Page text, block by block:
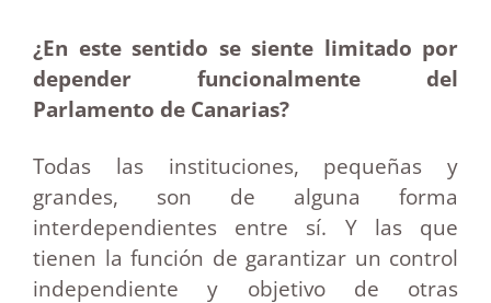
¿En este sentido se siente limitado por
depender funcionalmente del
Parlamento de Canarias?
Todas las instituciones, pequeñas y
grandes, son de alguna forma
interdependientes entre sí. Y las que
tienen la función de garantizar un control
independiente y objetivo de otras